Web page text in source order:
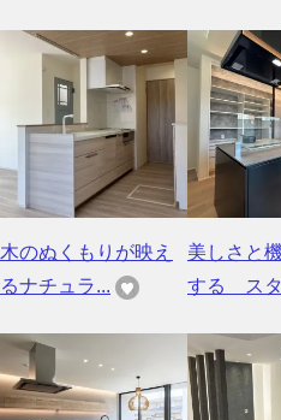
木のぬくもりが映え
るナチュラ...
美しさと
する ス